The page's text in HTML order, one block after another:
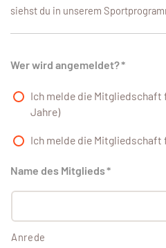
siehst du in unserem
Wer wird angemeldet?*
Ich melde die Mitgliedschaft
Jahre)
Ich melde die Mitgliedschaft
Name des Mitglieds*
Anrede